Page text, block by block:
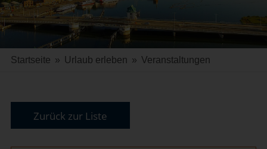
Startseite » Urlaub erleben » Veranstaltungen
Zurück zur Liste